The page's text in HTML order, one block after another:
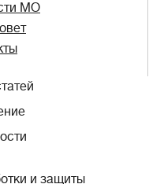
МО
и защиты